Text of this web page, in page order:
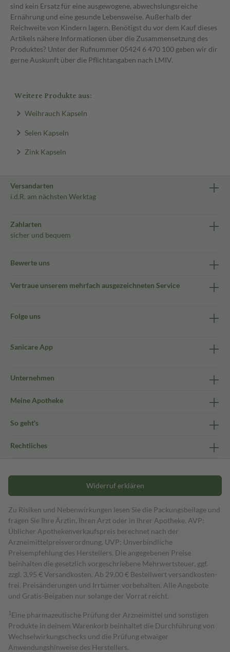
sind kein Ersatz für eine ausgewogene, abwechslungsreiche
Ernährung und eine gesunde Lebensweise. Außerhalb der
Reichweite von Kindern lagern. Benötigst du vor dem Kauf dieses
Artikels nähere Informationen über die Zusammensetzung des
Produktes? Unter der Rufnummer 05424 6 470 100 geben wir dir
gerne Auskunft über die Pflichtangaben nach LMIV.
Weitere Produkte aus:
Weihrauch Kapseln
Selen Kapseln
Zink Kapseln
Versandarten
i.d.R. am nächsten Werktag
Zahlarten
sicher und bequem
Bewerte uns
Vertraue unserem mehrfach ausgezeichneten Service
Folge uns
Sanicare App
Unternehmen
Meine Apotheke
So geht's
Rechtliches
Widerruf erklären
Zu Risiken und Nebenwirkungen lesen Sie die Packungsbeilage und
fragen Sie Ihre Ärztin, Ihren Arzt oder in Ihrer Apotheke. AVP:
Üblicher Apothekenverkaufspreis berechnet nach der
Arzneimittelpreisverordnung. UVP: Unverbindliche
Preisempfehlung des Herstellers. Die angegebenen Preise
beinhalten die gesetzlich vorgeschriebene Mehrwertsteuer, ggf.
zzgl. 3,95 € Versandkosten. Ab 29,00 € Bestell­wert versand­kosten­
frei. Preisänderungen und Irrtümer vorbehalten. Alle Angebote
und Gratis-Beigaben nur solange der Vorrat reicht.
1 Eine pharmazeutische Prüfung der Arzneimittel und sonstigen
Produkte in deinem Warenkorb beinhaltet die Durchführung von
Wechselwirkungschecks und die Prüfung etwaiger
Anwendungshinweise des Herstellers.